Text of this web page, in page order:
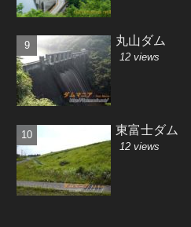
丸山ダム
12 views
東富士ダム
12 views